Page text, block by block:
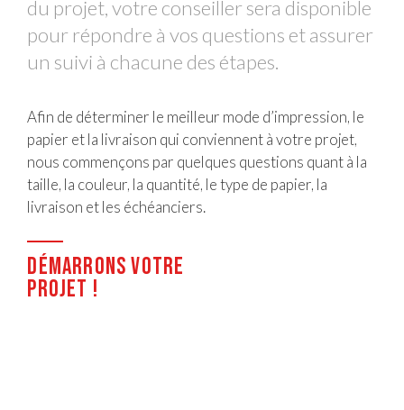
du projet, votre conseiller sera disponible
pour répondre à vos questions et assurer
un suivi à chacune des étapes.
Afin de déterminer le meilleur mode d’impression, le
papier et la livraison qui conviennent à votre projet,
nous commençons par quelques questions quant à la
taille, la couleur, la quantité, le type de papier, la
livraison et les échéanciers.
Démarrons votre
projet !